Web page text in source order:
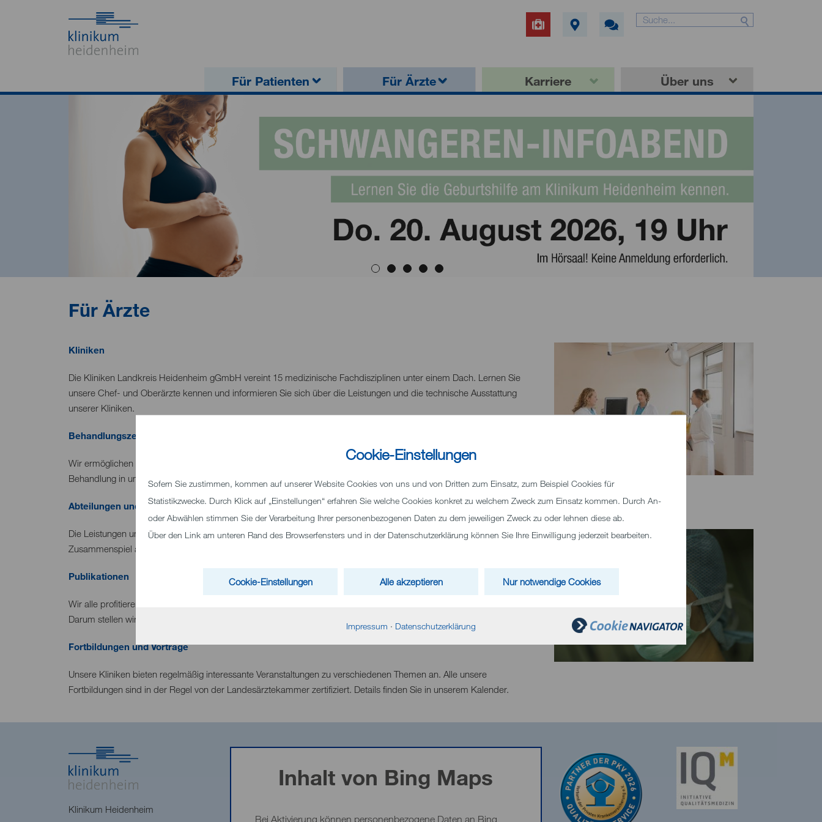
Cookie-Einstellungen
Sofern Sie zustimmen, kommen auf unserer Website Cookies von uns und von Dritten zum Einsatz, zum Beispiel Cookies für
Statistikzwecke. Durch Klick auf „Einstellungen“ erfahren Sie welche Cookies konkret zu welchem Zweck zum Einsatz kommen. Durch An-
oder Abwählen stimmen Sie der Verarbeitung Ihrer personenbezogenen Daten zu dem jeweiligen Zweck zu oder lehnen diese ab.
Über den Link am unteren Rand des Browserfensters und in der Datenschutzerklärung können Sie Ihre Einwilligung jederzeit bearbeiten.
Cookie-Einstellungen Alle akzeptieren Nur notwendige Cookies
Impressum · Datenschutzerklärung
Über uns
Karriere
Für Ärzte
Für Patienten
Für Ärzte
Kliniken
Die Kliniken Landkreis Heidenheim gGmbH vereint 15 medizinische Fachdisziplinen unter einem Dach. Lernen Sie
unsere Chef- und Oberärzte kennen und informieren Sie sich über die Leistungen und die technische Ausstattung
unserer Kliniken.
Behandlungszentren
Wir ermöglichen unseren Patienten eine nach modernsten nationalen und internationalen Standards geregelte
Behandlung in unseren zertifizierten Zentren. Erfahren Sie mehr über unsere Arbeit und die Qualitätsstandards.
Abteilungen und Institute
Die Leistungen unserer Kliniken werden durch weitere medizinische Abteilungen ergänzt. Ergebnis ist ein ideales
Zusammenspiel aus Versorgung, Behandlung und Schutz unserer Patienten.
Publikationen
Wir alle profitieren in unserer täglichen Arbeit vom Austausch untereinander und der Erfahrung unserer Kollegen.
Darum stellen wir hier unsere Publikationen zur Verfügung.
Fortbildungen und Vorträge
Unsere Kliniken bieten regelmäßig interessante Veranstaltungen zu verschiedenen Themen an. Alle unsere
Fortbildungen sind in der Regel von der Landesärztekammer zertifiziert. Details finden Sie in unserem Kalender.
Klinikum Heidenheim
Inhalt von Bing Maps
Bei Aktivierung können personenbezogene Daten an Bing